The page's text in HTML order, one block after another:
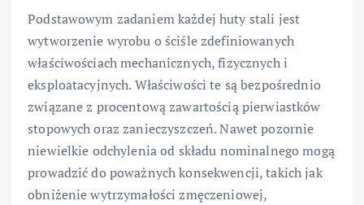
Podstawowym zadaniem każdej huty stali jest
wytworzenie wyrobu o ściśle zdefiniowanych
właściwościach mechanicznych, fizycznych i
eksploatacyjnych. Właściwości te są bezpośrednio
związane z procentową zawartością pierwiastków
stopowych oraz zanieczyszczeń. Nawet pozornie
niewielkie odchylenia od składu nominalnego mogą
prowadzić do poważnych konsekwencji, takich jak
obniżenie wytrzymałości zmęczeniowej,